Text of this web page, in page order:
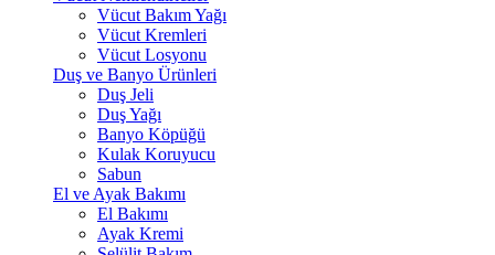
Vücut Bakım Yağı
Vücut Kremleri
Vücut Losyonu
Duş ve Banyo Ürünleri
Duş Jeli
Duş Yağı
Banyo Köpüğü
Kulak Koruyucu
Sabun
El ve Ayak Bakımı
El Bakımı
Ayak Kremi